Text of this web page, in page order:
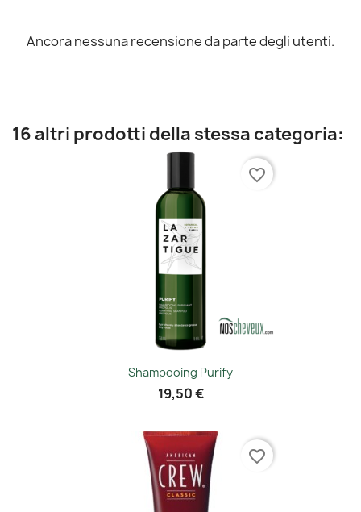
Ancora nessuna recensione da parte degli utenti.
16 altri prodotti della stessa categoria:
Shampooing Purify
19,50 €
favorite_border
favorite_border